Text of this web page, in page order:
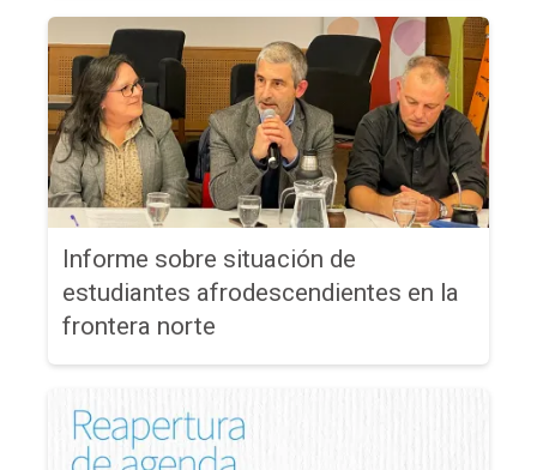
Informe sobre situación de
estudiantes afrodescendientes en la
frontera norte